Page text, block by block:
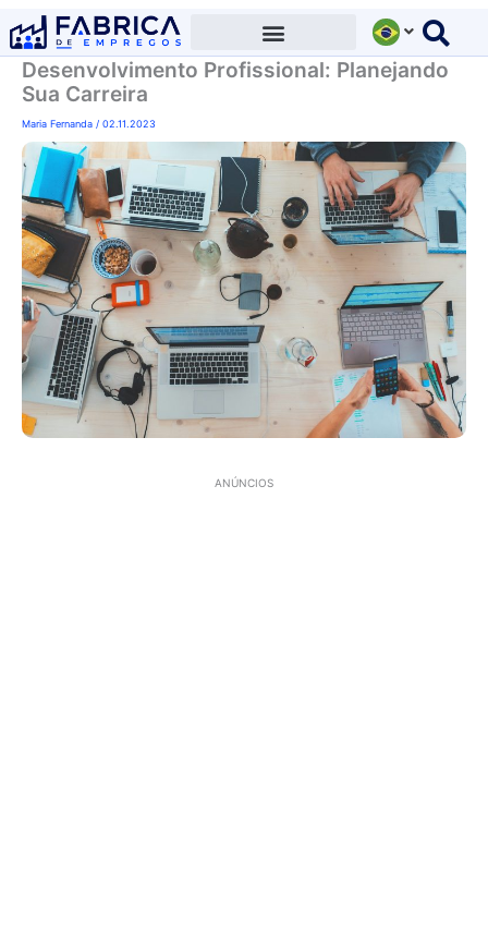
para
conteúdo
Desenvolvimento Profissional: Planejando
Sua Carreira
Maria Fernanda / 02.11.2023
ANÚNCIOS